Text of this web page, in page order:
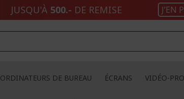
JUSQU'À 500.- DE REMISE J’EN
ORDINATEURS DE BUREAU ÉCRANS VIDÉO-